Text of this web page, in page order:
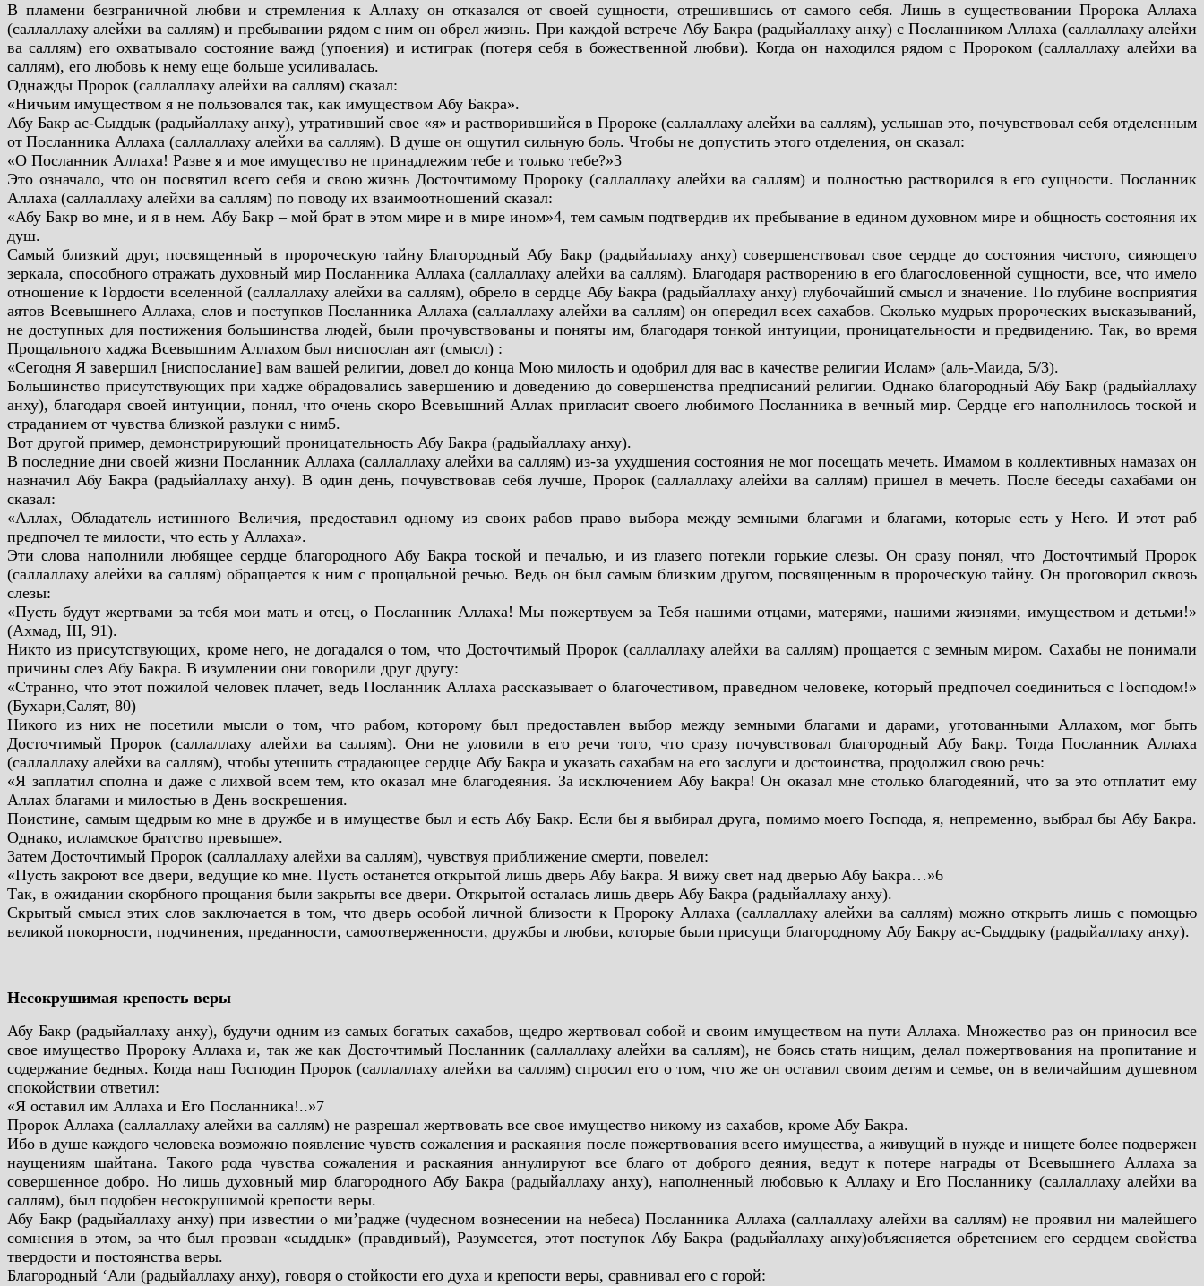
В пламени безграничной любви и стремления к Аллаху он отказался от своей сущности, отрешившись от самого себя. Лишь в существовании Пророка Аллаха
(саллаллаху алейхи ва саллям) и пребывании рядом с ним он обрел жизнь. При каждой встрече Абу Бакра (радыйаллаху анху) с Посланником Аллаха (саллаллаху алейхи
ва саллям) его охватывало состояние важд (упоения) и истиграк (потеря себя в божественной любви). Когда он находился рядом с Пророком (саллаллаху алейхи ва
саллям), его любовь к нему еще больше усиливалась.
Однажды Пророк (саллаллаху алейхи ва саллям) сказал:
«Ничьим имуществом я не пользовался так, как имуществом Абу Бакра».
Абу Бакр ас-Сыддык (радыйаллаху анху), утративший свое «я» и растворившийся в Пророке (саллаллаху алейхи ва саллям), услышав это, почувствовал себя отделенным
от Посланника Аллаха (саллаллаху алейхи ва саллям). В душе он ощутил сильную боль. Чтобы не допустить этого отделения, он сказал:
«О Посланник Аллаха! Разве я и мое имущество не принадлежим тебе и только тебе?»3
Это означало, что он посвятил всего себя и свою жизнь Досточтимому Пророку (саллаллаху алейхи ва саллям) и полностью растворился в его сущности. Посланник
Аллаха (саллаллаху алейхи ва саллям) по поводу их взаимоотношений сказал:
«Абу Бакр во мне, и я в нем. Абу Бакр – мой брат в этом мире и в мире ином»4, тем самым подтвердив их пребывание в едином духовном мире и общность состояния их
душ.
Самый близкий друг, посвященный в пророческую тайну Благородный Абу Бакр (радыйаллаху анху) совершенствовал свое сердце до состояния чистого, сияющего
зеркала, способного отражать духовный мир Посланника Аллаха (саллаллаху алейхи ва саллям). Благодаря растворению в его благословенной сущности, все, что имело
отношение к Гордости вселенной (саллаллаху алейхи ва саллям), обрело в сердце Абу Бакра (радыйаллаху анху) глубочайший смысл и значение. По глубине восприятия
аятов Всевышнего Аллаха, слов и поступков Посланника Аллаха (саллаллаху алейхи ва саллям) он опередил всех сахабов. Сколько мудрых пророческих высказываний,
не доступных для постижения большинства людей, были прочувствованы и поняты им, благодаря тонкой интуиции, проницательности и предвидению. Так, во время
Прощального хаджа Всевышним Аллахом был ниспослан аят (смысл) :
«Сегодня Я завершил [ниспослание] вам вашей религии, довел до конца Мою милость и одобрил для вас в качестве религии Ислам» (аль-Маида, 5/3).
Большинство присутствующих при хадже обрадовались завершению и доведению до совершенства предписаний религии. Однако благородный Абу Бакр (радыйаллаху
анху), благодаря своей интуиции, понял, что очень скоро Всевышний Аллах пригласит своего любимого Посланника в вечный мир. Сердце его наполнилось тоской и
страданием от чувства близкой разлуки с ним5.
Вот другой пример, демонстрирующий проницательность Абу Бакра (радыйаллаху анху).
В последние дни своей жизни Посланник Аллаха (саллаллаху алейхи ва саллям) из-за ухудшения состояния не мог посещать мечеть. Имамом в коллективных намазах он
назначил Абу Бакра (радыйаллаху анху). В один день, почувствовав себя лучше, Пророк (саллаллаху алейхи ва саллям) пришел в мечеть. После беседы сахабами он
сказал:
«Аллах, Обладатель истинного Величия, предоставил одному из своих рабов право выбора между земными благами и благами, которые есть у Него. И этот раб
предпочел те милости, что есть у Аллаха».
Эти слова наполнили любящее сердце благородного Абу Бакра тоской и печалью, и из глазего потекли горькие слезы. Он сразу понял, что Досточтимый Пророк
(саллаллаху алейхи ва саллям) обращается к ним с прощальной речью. Ведь он был самым близким другом, посвященным в пророческую тайну. Он проговорил сквозь
слезы:
«Пусть будут жертвами за тебя мои мать и отец, о Посланник Аллаха! Мы пожертвуем за Тебя нашими отцами, матерями, нашими жизнями, имуществом и детьми!»
(Ахмад, III, 91).
Никто из присутствующих, кроме него, не догадался о том, что Досточтимый Пророк (саллаллаху алейхи ва саллям) прощается с земным миром. Сахабы не понимали
причины слез Абу Бакра. В изумлении они говорили друг другу:
«Странно, что этот пожилой человек плачет, ведь Посланник Аллаха рассказывает о благочестивом, праведном человеке, который предпочел соединиться с Господом!»
(Бухари,Салят, 80)
Никого из них не посетили мысли о том, что рабом, которому был предоставлен выбор между земными благами и дарами, уготованными Аллахом, мог быть
Досточтимый Пророк (саллаллаху алейхи ва саллям). Они не уловили в его речи того, что сразу почувствовал благородный Абу Бакр. Тогда Посланник Аллаха
(саллаллаху алейхи ва саллям), чтобы утешить страдающее сердце Абу Бакра и указать сахабам на его заслуги и достоинства, продолжил свою речь:
«Я заплатил сполна и даже с лихвой всем тем, кто оказал мне благодеяния. За исключением Абу Бакра! Он оказал мне столько благодеяний, что за это отплатит ему
Аллах благами и милостью в День воскрешения.
Поистине, самым щедрым ко мне в дружбе и в имуществе был и есть Абу Бакр. Если бы я выбирал друга, помимо моего Господа, я, непременно, выбрал бы Абу Бакра.
Однако, исламское братство превыше».
Затем Досточтимый Пророк (саллаллаху алейхи ва саллям), чувствуя приближение смерти, повелел:
«Пусть закроют все двери, ведущие ко мне. Пусть останется открытой лишь дверь Абу Бакра. Я вижу свет над дверью Абу Бакра…»6
Так, в ожидании скорбного прощания были закрыты все двери. Открытой осталась лишь дверь Абу Бакра (радыйаллаху анху).
Скрытый смысл этих слов заключается в том, что дверь особой личной близости к Пророку Аллаха (саллаллаху алейхи ва саллям) можно открыть лишь с помощью
великой покорности, подчинения, преданности, самоотверженности, дружбы и любви, которые были присущи благородному Абу Бакру ас-Сыддыку (радыйаллаху анху).
Несокрушимая крепость веры
Абу Бакр (радыйаллаху анху), будучи одним из самых богатых сахабов, щедро жертвовал собой и своим имуществом на пути Аллаха. Множество раз он приносил все
свое имущество Пророку Аллаха и, так же как Досточтимый Посланник (саллаллаху алейхи ва саллям), не боясь стать нищим, делал пожертвования на пропитание и
содержание бедных. Когда наш Господин Пророк (саллаллаху алейхи ва саллям) спросил его о том, что же он оставил своим детям и семье, он в величайшим душевном
спокойствии ответил:
«Я оставил им Аллаха и Его Посланника!..»7
Пророк Аллаха (саллаллаху алейхи ва саллям) не разрешал жертвовать все свое имущество никому из сахабов, кроме Абу Бакра.
Ибо в душе каждого человека возможно появление чувств сожаления и раскаяния после пожертвования всего имущества, а живущий в нужде и нищете более подвержен
наущениям шайтана. Такого рода чувства сожаления и раскаяния аннулируют все благо от доброго деяния, ведут к потере награды от Всевышнего Аллаха за
совершенное добро. Но лишь духовный мир благородного Абу Бакра (радыйаллаху анху), наполненный любовью к Аллаху и Его Посланнику (саллаллаху алейхи ва
саллям), был подобен несокрушимой крепости веры.
Абу Бакр (радыйаллаху анху) при известии о ми’радже (чудесном вознесении на небеса) Посланника Аллаха (саллаллаху алейхи ва саллям) не проявил ни малейшего
сомнения в этом, за что был прозван «сыддык» (правдивый), Разумеется, этот поступок Абу Бакра (радыйаллаху анху)объясняется обретением его сердцем свойства
твердости и постоянства веры.
Благородный ‘Али (радыйаллаху анху), говоря о стойкости его духа и крепости веры, сравнивал его с горой: